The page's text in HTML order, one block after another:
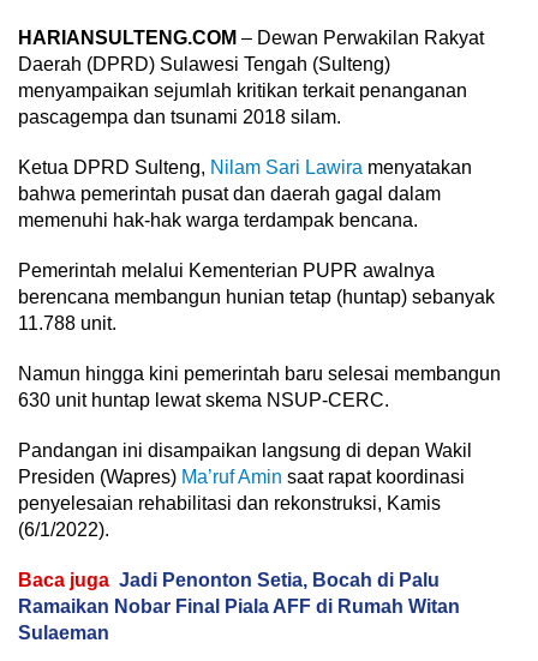
HARIANSULTENG.COM – Dewan Perwakilan Rakyat
Daerah (DPRD) Sulawesi Tengah (Sulteng)
menyampaikan sejumlah kritikan terkait penanganan
pascagempa dan tsunami 2018 silam.
Ketua DPRD Sulteng, Nilam Sari Lawira menyatakan
bahwa pemerintah pusat dan daerah gagal dalam
memenuhi hak-hak warga terdampak bencana.
Pemerintah melalui Kementerian PUPR awalnya
berencana membangun hunian tetap (huntap) sebanyak
11.788 unit.
Namun hingga kini pemerintah baru selesai membangun
630 unit huntap lewat skema NSUP-CERC.
Pandangan ini disampaikan langsung di depan Wakil
Presiden (Wapres) Ma’ruf Amin saat rapat koordinasi
penyelesaian rehabilitasi dan rekonstruksi, Kamis
(6/1/2022).
Baca juga Jadi Penonton Setia, Bocah di Palu
Ramaikan Nobar Final Piala AFF di Rumah Witan
Sulaeman